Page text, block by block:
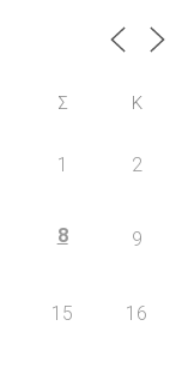
Σ Κ
1 2
8 9
15 16